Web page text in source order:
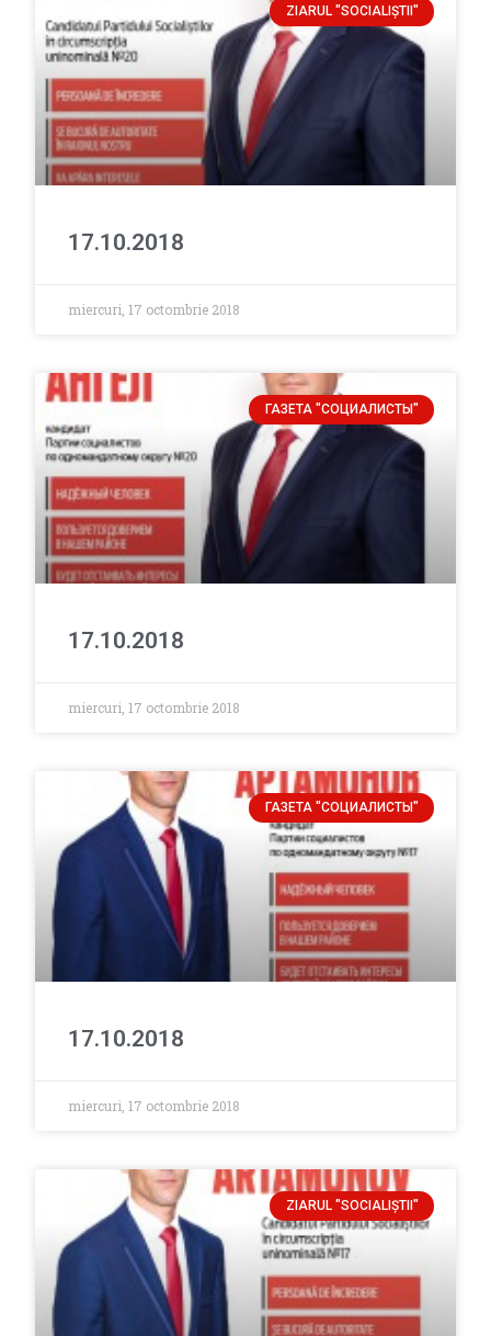
ZIARUL "SOCIALIŞTII"
17.10.2018
miercuri, 17 octombrie 2018
ГАЗЕТА "СОЦИАЛИСТЫ"
17.10.2018
miercuri, 17 octombrie 2018
ГАЗЕТА "СОЦИАЛИСТЫ"
17.10.2018
miercuri, 17 octombrie 2018
ZIARUL "SOCIALIŞTII"